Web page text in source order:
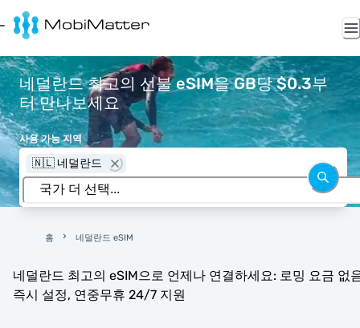
네덜란드 최고의 선불 eSIM을 GB당 $0.3부
터 만나보세요
사용 가능 지역
🇳🇱 네덜란드
홈 네덜란드 eSIM
네덜란드 최고의 eSIM으로 언제나 연결하세요: 로밍 요금 없
즉시 설정, 연중무휴 24/7 지원